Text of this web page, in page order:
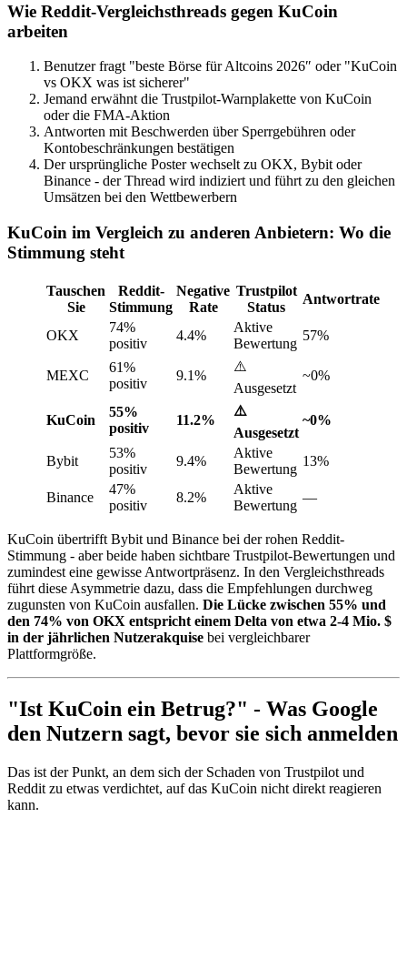
Wie Reddit-Vergleichsthreads gegen KuCoin
arbeiten
Benutzer fragt "beste Börse für Altcoins 2026″ oder "KuCoin
vs OKX was ist sicherer"
Jemand erwähnt die Trustpilot-Warnplakette von KuCoin
oder die FMA-Aktion
Antworten mit Beschwerden über Sperrgebühren oder
Kontobeschränkungen bestätigen
Der ursprüngliche Poster wechselt zu OKX, Bybit oder
Binance - der Thread wird indiziert und führt zu den gleichen
Umsätzen bei den Wettbewerbern
KuCoin im Vergleich zu anderen Anbietern: Wo die
Stimmung steht
Tauschen
Sie
Reddit-
Stimmung
Negative
Rate
Trustpilot
Status
Antwortrate
OKX
74%
positiv
4.4%
Aktive
Bewertung
57%
MEXC
61%
positiv
9.1%
⚠️
Ausgesetzt
~0%
KuCoin
55%
positiv
11.2%
⚠️
Ausgesetzt
~0%
Bybit
53%
positiv
9.4%
Aktive
Bewertung
13%
Binance
47%
positiv
8.2%
Aktive
Bewertung
—
KuCoin übertrifft Bybit und Binance bei der rohen Reddit-
Stimmung - aber beide haben sichtbare Trustpilot-Bewertungen und
zumindest eine gewisse Antwortpräsenz. In den Vergleichsthreads
führt diese Asymmetrie dazu, dass die Empfehlungen durchweg
zugunsten von KuCoin ausfallen. Die Lücke zwischen 55% und
den 74% von OKX entspricht einem Delta von etwa 2-4 Mio. $
in der jährlichen Nutzerakquise bei vergleichbarer
Plattformgröße.
"Ist KuCoin ein Betrug?" - Was Google
den Nutzern sagt, bevor sie sich anmelden
Das ist der Punkt, an dem sich der Schaden von Trustpilot und
Reddit zu etwas verdichtet, auf das KuCoin nicht direkt reagieren
kann.